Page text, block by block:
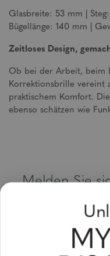
Glasbreite: 53 mm |
Bügellänge: 140 mm |
Zeitloses Design,
Ob bei der Arbeit, beim
Korrektionsbrille vereint
praktischem Komfort.
ebenso schätzen wie
Melden Sie
Bitte geben Sie Ihre E-